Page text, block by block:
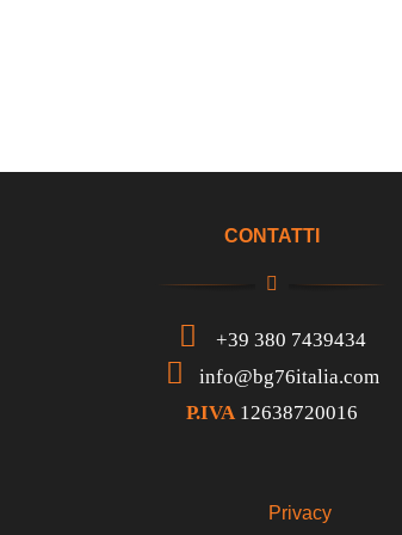
CONTATTI
+39 380 7439434
info@bg76italia.com
P.IVA 12638720016
Privacy